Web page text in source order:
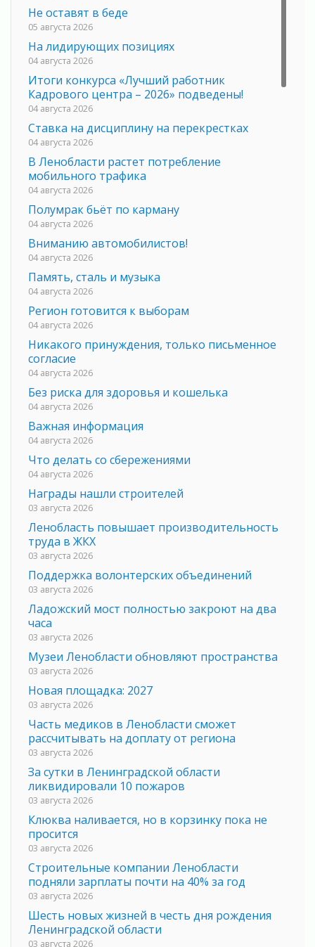
Не оставят в беде
05 августа 2026
На лидирующих позициях
04 августа 2026
Итоги конкурса «Лучший работник
Кадрового центра – 2026» подведены!
04 августа 2026
Ставка на дисциплину на перекрестках
04 августа 2026
В Ленобласти растет потребление
мобильного трафика
04 августа 2026
Полумрак бьёт по карману
04 августа 2026
Вниманию автомобилистов!
04 августа 2026
Память, сталь и музыка
04 августа 2026
Регион готовится к выборам
04 августа 2026
Никакого принуждения, только письменное
согласие
04 августа 2026
Без риска для здоровья и кошелька
04 августа 2026
Важная информация
04 августа 2026
Что делать со сбережениями
04 августа 2026
Награды нашли строителей
03 августа 2026
Ленобласть повышает производительность
труда в ЖКХ
03 августа 2026
Поддержка волонтерских объединений
03 августа 2026
Ладожский мост полностью закроют на два
часа
03 августа 2026
Музеи Ленобласти обновляют пространства
03 августа 2026
Новая площадка: 2027
03 августа 2026
Часть медиков в Ленобласти сможет
рассчитывать на доплату от региона
03 августа 2026
За сутки в Ленинградской области
ликвидировали 10 пожаров
03 августа 2026
Клюква наливается, но в корзинку пока не
просится
03 августа 2026
Строительные компании Ленобласти
подняли зарплаты почти на 40% за год
03 августа 2026
Шесть новых жизней в честь дня рождения
Ленинградской области
03 августа 2026